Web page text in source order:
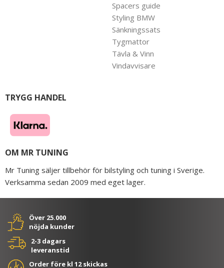
Spacers guide
Styling BMW
Sänkningssats
Tygmattor
Tävla & Vinn
Vindavvisare
TRYGG HANDEL
OM MR TUNING
Mr Tuning säljer tillbehör för bilstyling och tuning i Sverige.
Verksamma sedan 2009 med eget lager.
Över 25.000
nöjda kunder
2-3 dagars
leveranstid
Order före kl 12 skickas